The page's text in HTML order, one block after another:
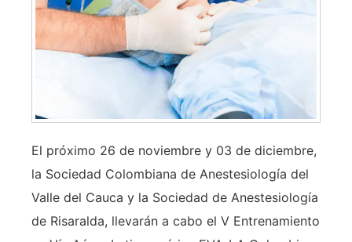
El próximo 26 de noviembre y 03 de diciembre,
la Sociedad Colombiana de Anestesiología del
Valle del Cauca y la Sociedad de Anestesiología
de Risaralda, llevarán a cabo el V Entrenamiento